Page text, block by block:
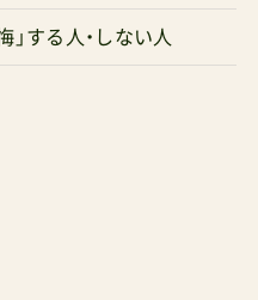
する人・しない人